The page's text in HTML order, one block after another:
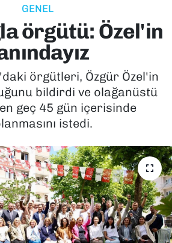
GENEL
örgütü: Özel'in
örgütleri, Özgür Özel'in
bildirdi ve olağanüstü
geç 45 gün içerisinde
istedi.
Durumu ve Fikstür